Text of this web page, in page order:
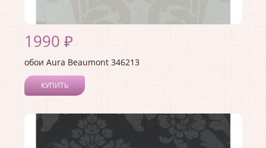
1990 ₽
обои Aura Beaumont 346213
КУПИТЬ
Коллекция:Beaumont
Длина рулона:10
Ширина рулона: 0.53